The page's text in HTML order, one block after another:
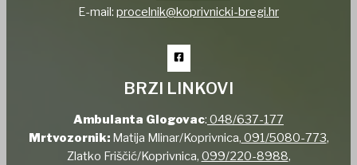
E-mail: procelnik@koprivnicki-bregi.hr
BRZI LINKOVI
Ambulanta Glogovac: 048/637-177
Mrtvozornik:Matija Mlinar/Koprivnica, 091/5080-773,
Zlatko Friščić/Koprivnica, 099/220-8988,